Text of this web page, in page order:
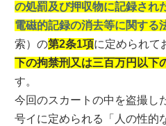
の処罰及び押収物に記録され
電磁的記録の消去等に関する
索）の第2条1項に定められて
下の拘禁刑又は三百万円以下
す。
今回のスカートの中を盗撮し
号イに定められる「人の性的